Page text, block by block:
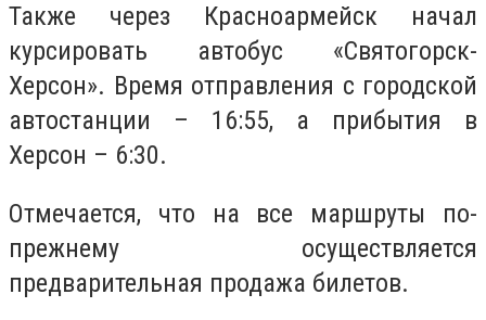
Также через Красноармейск начал
курсировать автобус «Святогорск-
Херсон». Время отправления с городской
автостанции – 16:55, а прибытия в
Херсон – 6:30.
Отмечается, что на все маршруты по-
прежнему осуществляется
предварительная продажа билетов.